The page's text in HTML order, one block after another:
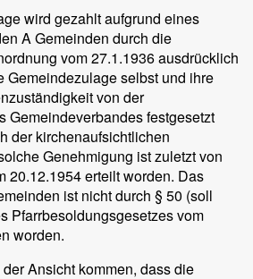
wird gezahlt aufgrund eines
A Gemeinden durch die
vom 27.1.1936 ausdrücklich
Gemeindezulage selbst und ihre
von der
Gemeindeverbandes festgesetzt
der kirchenaufsichtlichen
Genehmigung ist zuletzt von
20.12.1954 erteilt worden. Das
ist nicht durch § 50 (soll
Pfarrbesoldungsgesetzes vom
worden.
Ansicht kommen, dass die